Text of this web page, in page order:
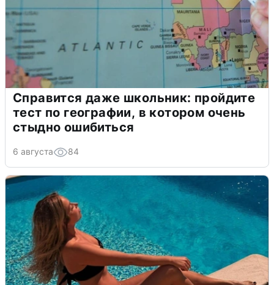
Справится даже школьник: пройдите
тест по географии, в котором очень
стыдно ошибиться
6 августа 84